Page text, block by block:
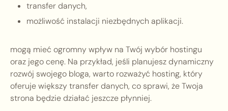
transfer danych,
możliwość instalacji niezbędnych aplikacji.
mogą mieć ogromny wpływ na Twój wybór hostingu
oraz jego cenę. Na przykład, jeśli planujesz dynamiczny
rozwój swojego bloga, warto rozważyć hosting, który
oferuje większy transfer danych, co sprawi, że Twoja
strona będzie działać jeszcze płynniej.